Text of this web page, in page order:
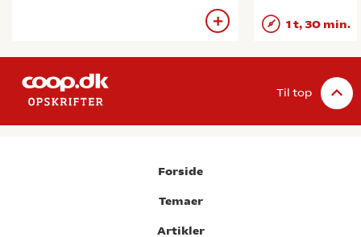
1 t, 30 min.
Til top
Forside
Temaer
Artikler